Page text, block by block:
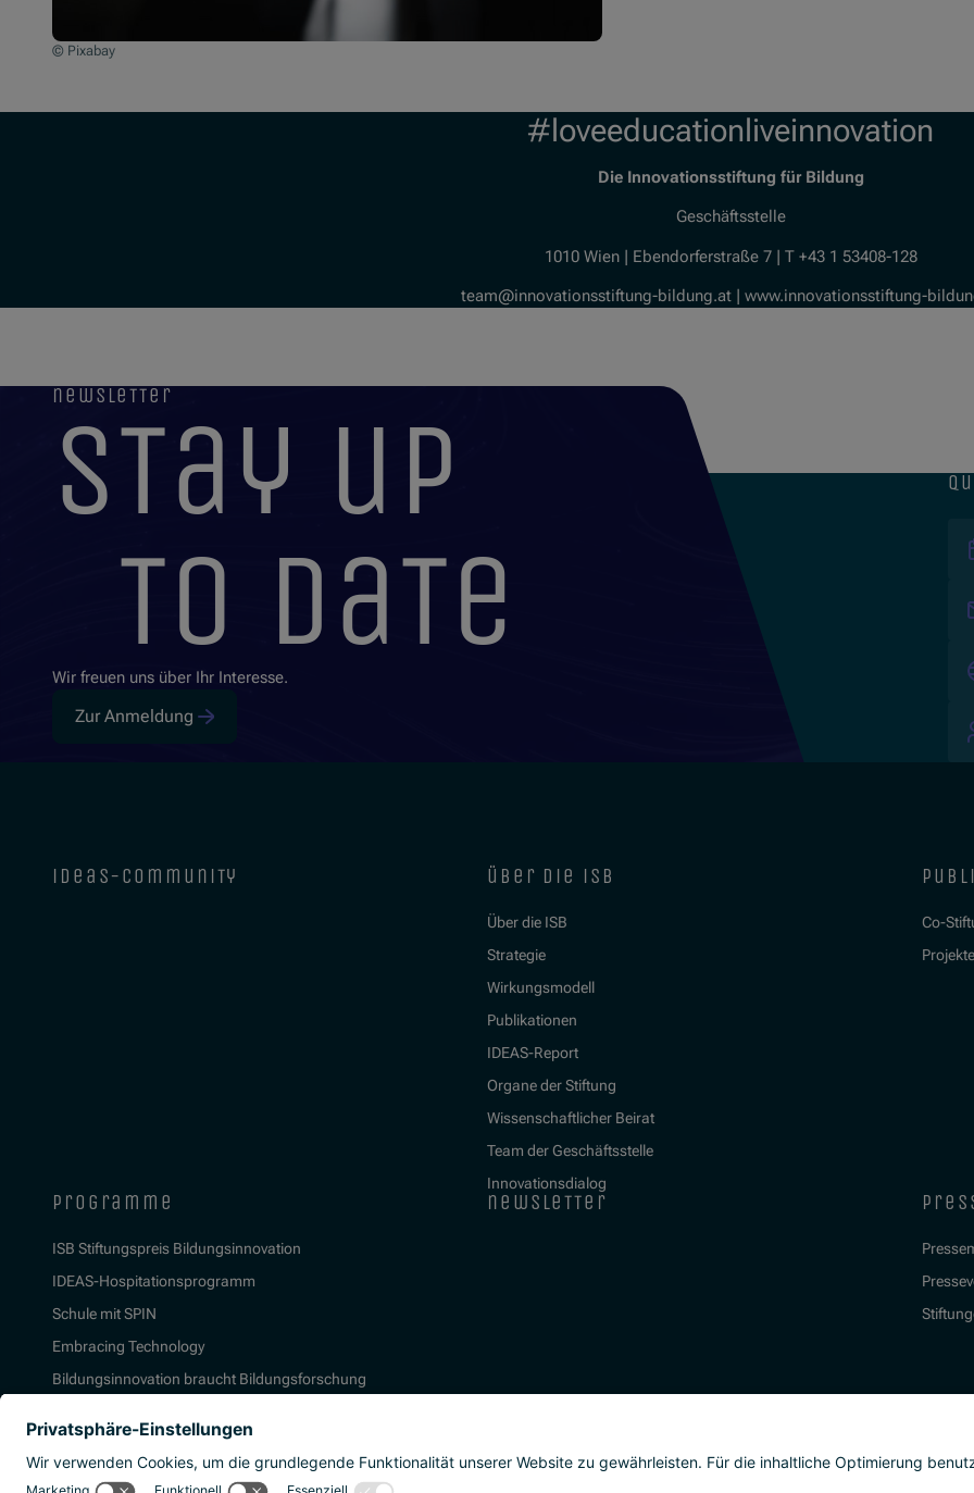
© Pixabay
#loveeducationliveinnovation
Die Innovationsstiftung für Bildung
Geschäftsstelle
1010 Wien | Ebendorferstraße 7 | T +43 1 53408-128
team@innovationsstiftung-bildung.at | www.innovationsstiftung-
newsletter
stay up
to date
Wir freuen uns über Ihr Interesse.
Zur Anmeldung
ideas-community über die isb
Über die ISB
Strategie
Wirkungsmodell
Publikationen
IDEAS-Report
Organe der Stiftung
Wissenschaftlicher Beirat
Team der Geschäftsstelle
Innovationsdialog
Co-
Projekte
programme
ISB Stiftungspreis Bildungsinnovation
IDEAS-Hospitationsprogramm
Schule mit SPIN
Embracing Technology
Bildungsinnovation braucht Bildungsforschung
newsletter